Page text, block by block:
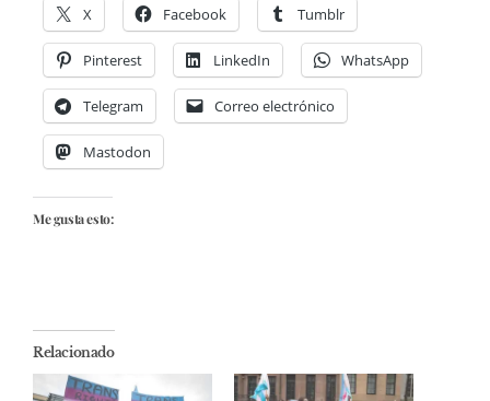
X Facebook Tumblr
Pinterest LinkedIn WhatsApp
Telegram Correo electrónico
Mastodon
Me gusta esto:
Relacionado